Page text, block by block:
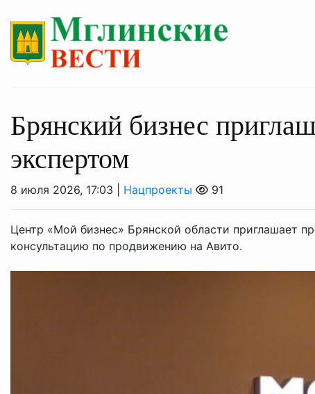
Брянский бизнес
экспертом
8 июля 2026, 17:03 | Нацпроекты 91
Центр «Мой бизнес» Брянской области приглашает
консультацию по продвижению на Авито.